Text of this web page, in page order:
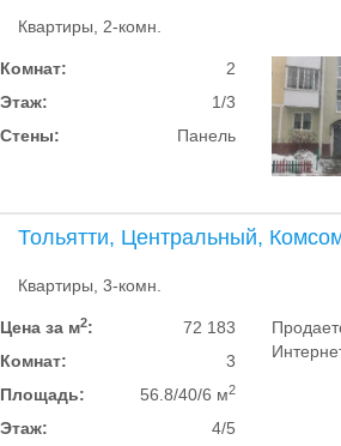
Квартиры, 2-комн.
Комнат:
2
Этаж:
1/3
Стены:
Панель
Тольятти, Центральный,
Квартиры, 3-комн.
Цена за м2:
72 183
Комнат:
3
Площадь:
56.8/40/6 м2
Этаж:
4/5